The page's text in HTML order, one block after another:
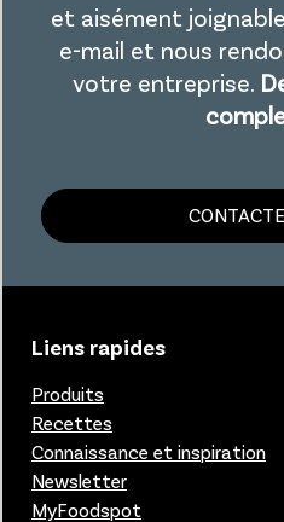
et aisément
e-mail et nous
votre entreprise.
Liens rapides
Produits
Recettes
Connaissance et inspiration
Newsletter
MyFoodspot